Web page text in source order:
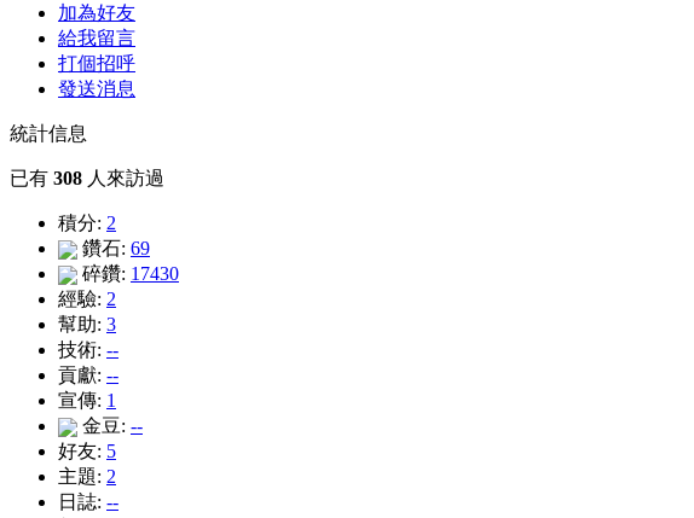
加為好友
給我留言
打個招呼
發送消息
統計信息
已有 308 人來訪過
積分: 2
鑽石: 69
碎鑽: 17430
經驗: 2
幫助: 3
技術: --
貢獻: --
宣傳: 1
金豆: --
好友: 5
主題: 2
日誌: --